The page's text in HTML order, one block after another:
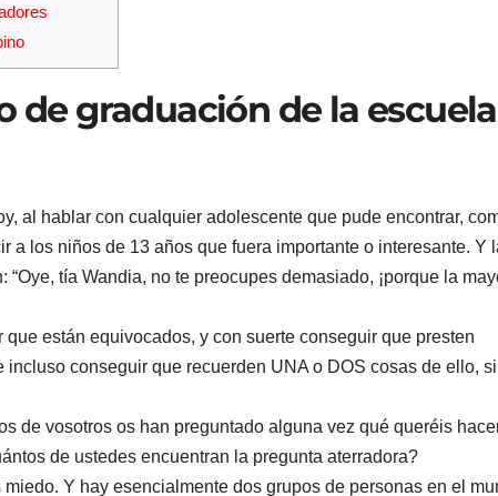
de graduación de la escuela
al hablar con cualquier adolescente que pude encontrar,
a los niños de 13 años que fuera importante o interesante. Y
tía Wandia, no te preocupes demasiado, ¡porque la
están equivocados, y con suerte conseguir que presten
conseguir que recuerden UNA o DOS cosas de ello,
de vosotros os han preguntado alguna vez qué queréis
de ustedes encuentran la pregunta aterradora?
Y hay esencialmente dos grupos de personas en el